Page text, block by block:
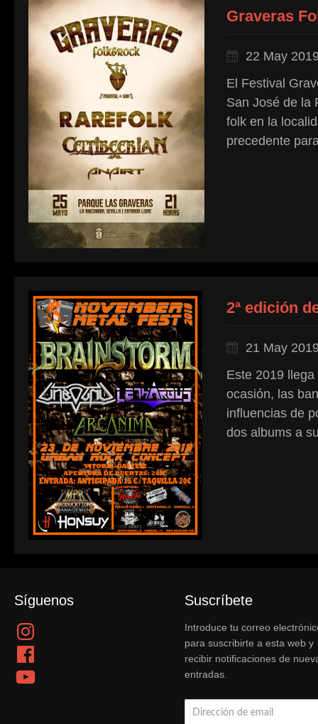
Graveras
22 May
El Festival
San José de la
folk en la
precedente
2ª edición
21 May
Este 2019
ocasión, las
influencias de
dos albums a
Síguenos
Instagram
Facebook
YouTube
Suscríbete
Introduce tu correo
para suscribirte a esta web y
recibir notificaciones de
entradas.
Dirección